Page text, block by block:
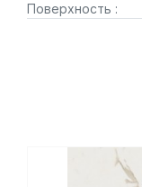
Поверхность :